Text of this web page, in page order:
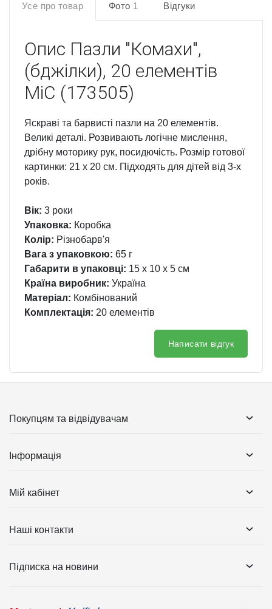
Усе про товар Фото 1 Відгуки
Опис Пазли "Комахи",
(бджілки), 20 елементів
MiC (173505)
Яскраві та барвисті пазли на 20 елементів.
Великі деталі. Розвивають логічне мислення,
дрібну моторику рук, посидючість. Розмір готової
картинки: 21 х 20 см. Підходять для дітей від 3-х
років.
Вік: 3 роки
Упаковка: Коробка
Колір: Різнобарв'я
Вага з упаковкою: 65 г
Габарити в упаковці: 15 x 10 x 5 см
Країна виробник: Україна
Матеріал: Комбінований
Комплектація: 20 елементів
Написати відгук
Покупцям та відвідувачам
Інформація
Мій кабінет
Наші контакти
Підписка на новини